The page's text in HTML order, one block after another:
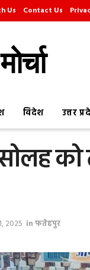
Us Contact Us
विदेश उत्तर
2025 inफतेहपुर